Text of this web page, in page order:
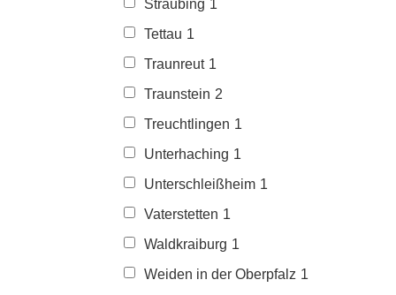
Straubing 1
Tettau 1
Traunreut 1
Traunstein 2
Treuchtlingen 1
Unterhaching 1
Unterschleißheim 1
Vaterstetten 1
Waldkraiburg 1
Weiden in der Oberpfalz 1